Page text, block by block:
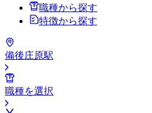
職種から探す
特徴から探す
備後庄原駅
職種を選択